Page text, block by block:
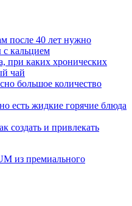
после 40 лет нужно
с кальцием
при каких хронических
чай
большое количество
есть жидкие горячие блюда
создать и привлекать
из премиального